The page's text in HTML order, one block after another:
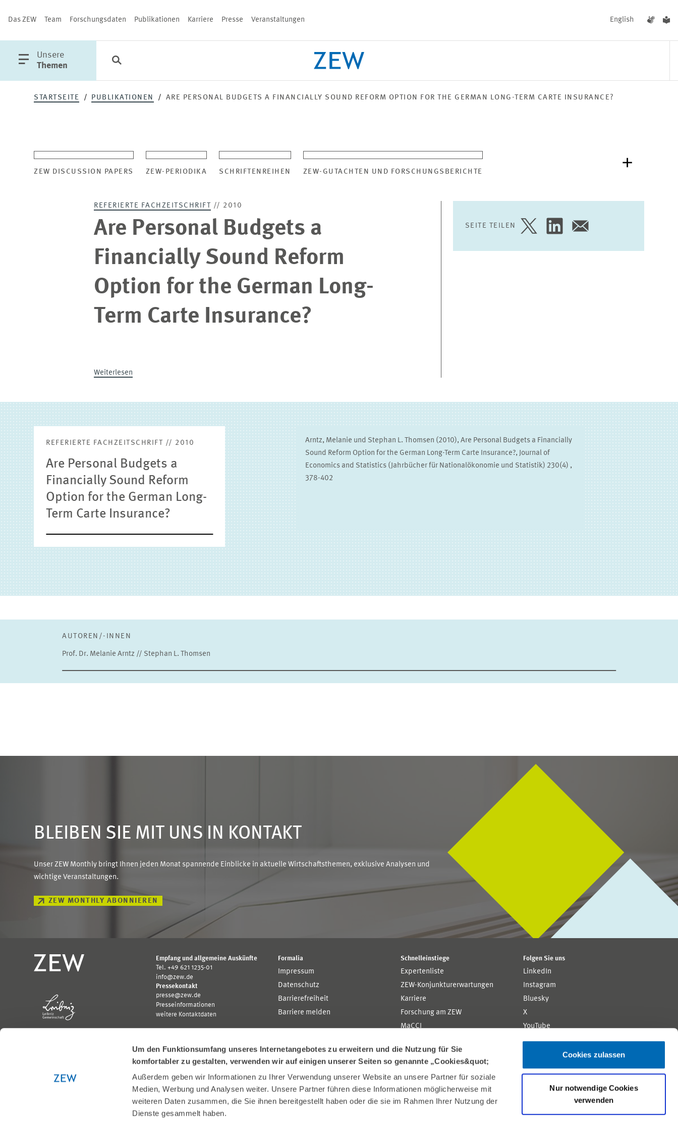
Um den Funktionsumfang unseres Internetangebotes zu erweitern und die Nutzung für Sie
komfortabler zu gestalten, verwenden wir auf einigen unserer Seiten so genannte „Cookies&quot;
Außerdem geben wir Informationen zu Ihrer Verwendung unserer Website an unsere Partner für soziale
Medien, Werbung und Analysen weiter. Unsere Partner führen diese Informationen möglicherweise mit
weiteren Daten zusammen, die Sie ihnen bereitgestellt haben oder die sie im Rahmen Ihrer Nutzung der
Dienste gesammelt haben.
Cookies zulassen
Nur notwendige Cookies
verwenden
Das ZEW Team Forschungsdaten Publikationen Karriere Presse Veranstaltungen English
öffne
Hauptmenü
Unsere
Themen
Kategorien
Schließen
STARTSEITE PUBLIKATIONEN ARE PERSONAL BUDGETS A FINANCIALLY SOUND REFORM OPTION FOR THE GERMAN LONG-TERM CARTE INSURANCE?
ZEW DISCUSSION PAPERS ZEW-PERIODIKA SCHRIFTENREIHEN ZEW-GUTACHTEN UND FORSCHUNGSBERICHTE
Are Personal Budgets a
Financially Sound Reform
Option for the German Long-
Term Carte Insurance?
REFERIERTE FACHZEITSCHRIFT // 2010
Weiterlesen
SEITE TEILEN
SEITE
TWITTER
SEITE
LINKEDIN
SEITE
E-
REFERIERTE FACHZEITSCHRIFT // 2010
Are Personal Budgets a
Financially Sound Reform
Option for the German Long-
Term Carte Insurance?
Arntz, Melanie und Stephan L. Thomsen (2010), Are Personal Budgets a Financially
Sound Reform Option for the German Long-Term Carte Insurance?, Journal of
Economics and Statistics (Jahrbücher für Nationalökonomie und Statistik) 230(4) ,
378-402
AUTOREN/-INNEN
Prof. Dr. Melanie Arntz // Stephan L. Thomsen
BLEIBEN SIE MIT UNS IN KONTAKT
Unser ZEW Monthly bringt Ihnen jeden Monat spannende Einblicke in aktuelle Wirtschaftsthemen, exklusive Analysen und
wichtige Veranstaltungen.
ZEW MONTHLY ABONNIEREN
Empfang und allgemeine Auskünfte
Tel. +49 621 1235-01
info@zew.de
Pressekontakt
presse@zew.de
Presseinformationen
weitere Kontaktdaten
Formalia
Impressum
Datenschutz
Barrierefreiheit
Barriere melden
Schnelleinstiege
Expertenliste
ZEW-Konjunkturerwartungen
Karriere
Forschung am ZEW
MaCCI
Folgen Sie uns
LinkedIn
Instagram
Bluesky
X
YouTube
Flickr
Gefördert von:
Ministerium
Wissenschaft,